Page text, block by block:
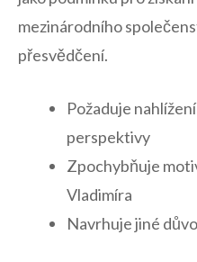
mezinárodního
přesvědčení.
Požaduje
perspektivy
Zpochybňuje
Vladimíra
Navrhuje jiné